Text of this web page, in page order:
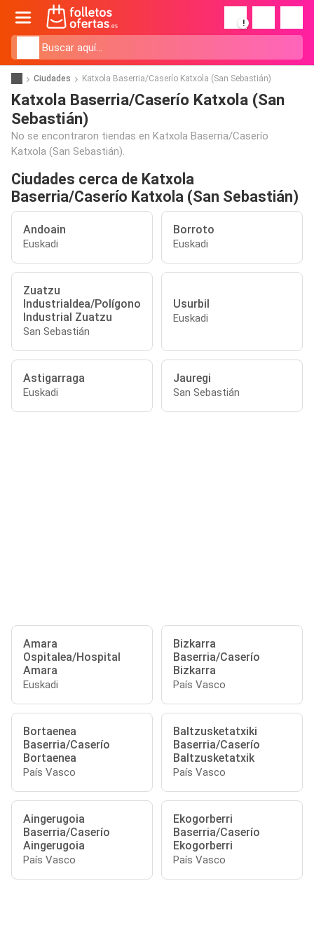
!
Ciudades Katxola Baserria/Caserío Katxola (San Sebastián)
Katxola Baserria/Caserío Katxola (San
Sebastián)
No se encontraron tiendas en Katxola Baserria/Caserío
Katxola (San Sebastián).
Ciudades cerca de Katxola
Baserria/Caserío Katxola (San Sebastián)
Andoain
Euskadi
Borroto
Euskadi
Zuatzu
Industrialdea/Polígono
Industrial Zuatzu
San Sebastián
Usurbil
Euskadi
Astigarraga
Euskadi
Jauregi
San Sebastián
Amara
Ospitalea/Hospital
Amara
Euskadi
Bizkarra
Baserria/Caserío
Bizkarra
País Vasco
Bortaenea
Baserria/Caserío
Bortaenea
País Vasco
Baltzusketatxiki
Baserria/Caserío
Baltzusketatxik
País Vasco
Aingerugoia
Baserria/Caserío
Aingerugoia
País Vasco
Ekogorberri
Baserria/Caserío
Ekogorberri
País Vasco